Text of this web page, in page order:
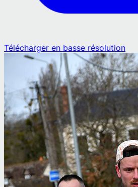
Télécharger en basse résolution